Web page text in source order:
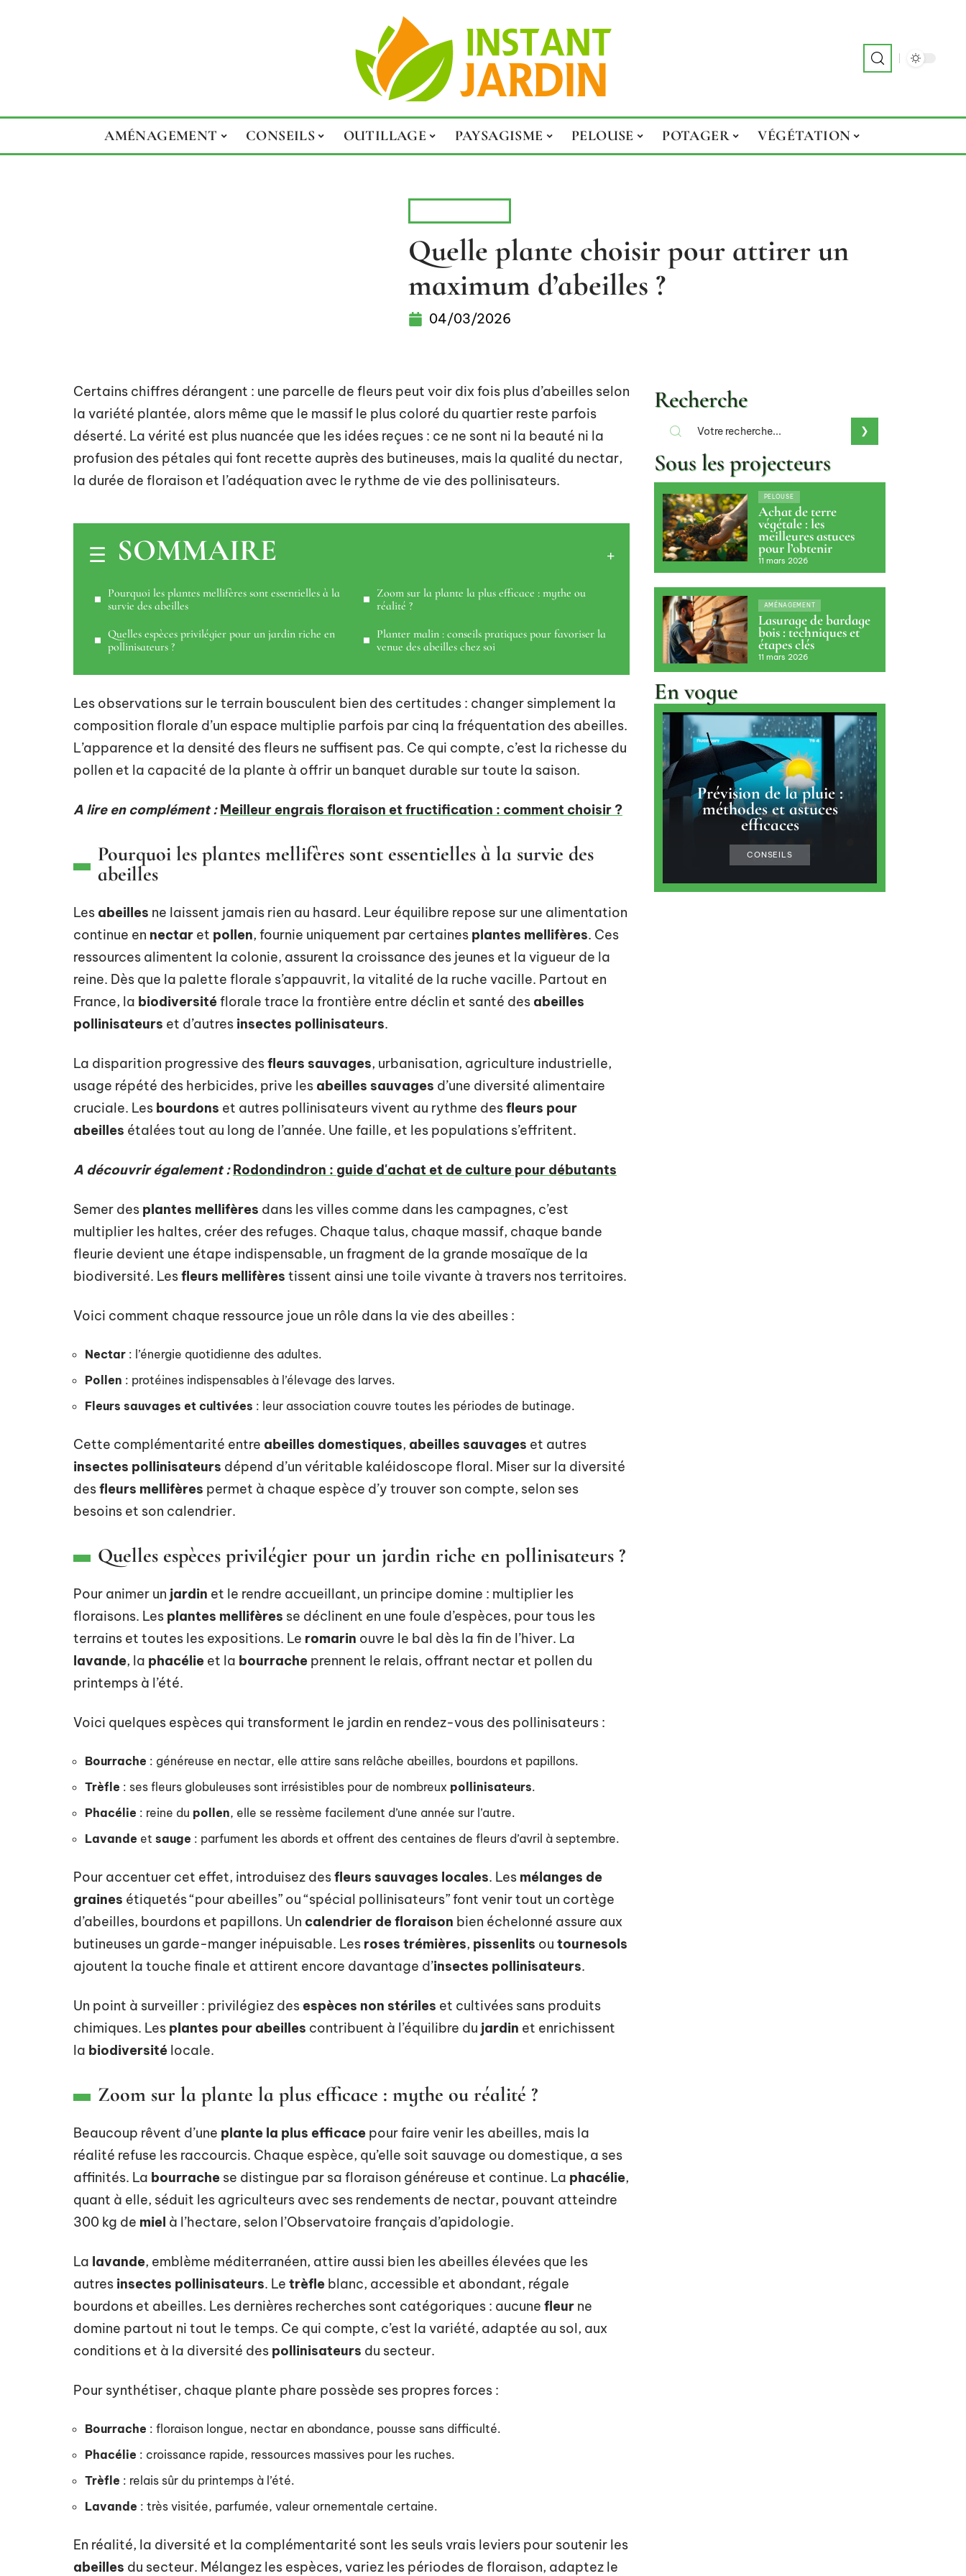
AMÉNAGEMENT CONSEILS OUTILLAGE PAYSAGISME PELOUSE POTAGER VÉGÉTATION
Quelle plante choisir pour attirer un
maximum d’abeilles ?
04/03/2026
Certains chiffres dérangent : une parcelle de fleurs peut voir dix fois plus d’abeilles selon
la variété plantée, alors même que le massif le plus coloré du quartier reste parfois
déserté. La vérité est plus nuancée que les idées reçues : ce ne sont ni la beauté ni la
profusion des pétales qui font recette auprès des butineuses, mais la qualité du nectar,
la durée de floraison et l’adéquation avec le rythme de vie des pollinisateurs.
SOMMAIRE
Pourquoi les plantes mellifères sont essentielles à la
survie des abeilles
Quelles espèces privilégier pour un jardin riche en
pollinisateurs ?
Zoom sur la plante la plus efficace : mythe ou
réalité ?
Planter malin : conseils pratiques pour favoriser la
venue des abeilles chez soi
Les observations sur le terrain bousculent bien des certitudes : changer simplement la
composition florale d’un espace multiplie parfois par cinq la fréquentation des abeilles.
L’apparence et la densité des fleurs ne suffisent pas. Ce qui compte, c’est la richesse du
pollen et la capacité de la plante à offrir un banquet durable sur toute la saison.
A lire en complément : Meilleur engrais floraison et fructification : comment choisir ?
Pourquoi les plantes mellifères sont essentielles à la survie des
abeilles
Les abeilles ne laissent jamais rien au hasard. Leur équilibre repose sur une alimentation
continue en nectar et pollen, fournie uniquement par certaines plantes mellifères. Ces
ressources alimentent la colonie, assurent la croissance des jeunes et la vigueur de la
reine. Dès que la palette florale s’appauvrit, la vitalité de la ruche vacille. Partout en
France, la biodiversitéflorale trace la frontière entre déclin et santé des abeilles
pollinisateurs et d’autres insectes pollinisateurs.
La disparition progressive desfleurs sauvages, urbanisation, agriculture industrielle,
usage répété des herbicides, prive les abeilles sauvages d’une diversité alimentaire
cruciale. Les bourdons et autres pollinisateurs vivent au rythme desfleurs pour
abeilles étalées tout au long de l’année. Une faille, et les populations s’effritent.
A découvrir également : Rodondindron : guide d'achat et de culture pour débutants
Semer des plantes mellifères dans les villes comme dans les campagnes, c’est
multiplier les haltes, créer des refuges. Chaque talus, chaque massif, chaque bande
fleurie devient une étape indispensable, un fragment de la grande mosaïque de la
biodiversité. Lesfleurs mellifères tissent ainsi une toile vivante à travers nos territoires.
Voici comment chaque ressource joue un rôle dans la vie des abeilles :
Nectar : l’énergie quotidienne des adultes.
Pollen : protéines indispensables à l’élevage des larves.
Fleurs sauvages et cultivées : leur association couvre toutes les périodes de butinage.
Cette complémentarité entre abeilles domestiques, abeilles sauvages et autres
insectes pollinisateurs dépend d’un véritable kaléidoscope floral. Miser sur la diversité
desfleurs mellifères permet à chaque espèce d’y trouver son compte, selon ses
besoins et son calendrier.
Quelles espèces privilégier pour un jardin riche en pollinisateurs ?
Pour animer un jardin et le rendre accueillant, un principe domine : multiplier les
floraisons. Les plantes mellifères se déclinent en une foule d’espèces, pour tous les
terrains et toutes les expositions. Le romarin ouvre le bal dès la fin de l’hiver. La
lavande, la phacélie et la bourrache prennent le relais, offrant nectar et pollen du
printemps à l’été.
Voici quelques espèces qui transforment le jardin en rendez-vous des pollinisateurs :
Bourrache : généreuse en nectar, elle attire sans relâche abeilles, bourdons et papillons.
Trèfle : ses fleurs globuleuses sont irrésistibles pour de nombreux pollinisateurs.
Phacélie : reine du pollen, elle se ressème facilement d’une année sur l’autre.
Lavande et sauge : parfument les abords et offrent des centaines de fleurs d’avril à septembre.
Pour accentuer cet effet, introduisez desfleurs sauvages locales. Les mélanges de
graines étiquetés “pour abeilles” ou “spécial pollinisateurs” font venir tout un cortège
d’abeilles, bourdons et papillons. Un calendrier de floraison bien échelonné assure aux
butineuses un garde-manger inépuisable. Les roses trémières, pissenlits ou tournesols
ajoutent la touche finale et attirent encore davantage d’insectes pollinisateurs.
Un point à surveiller : privilégiez des espèces non stériles et cultivées sans produits
chimiques. Les plantes pour abeilles contribuent à l’équilibre du jardin et enrichissent
la biodiversité locale.
Zoom sur la plante la plus efficace : mythe ou réalité ?
Beaucoup rêvent d’une plante la plus efficace pour faire venir les abeilles, mais la
réalité refuse les raccourcis. Chaque espèce, qu’elle soit sauvage ou domestique, a ses
affinités. La bourrache se distingue par sa floraison généreuse et continue. La phacélie,
quant à elle, séduit les agriculteurs avec ses rendements de nectar, pouvant atteindre
300 kg de miel à l’hectare, selon l’Observatoire français d’apidologie.
La lavande, emblème méditerranéen, attire aussi bien les abeilles élevées que les
autres insectes pollinisateurs. Le trèfle blanc, accessible et abondant, régale
bourdons et abeilles. Les dernières recherches sont catégoriques : aucune fleur ne
domine partout ni tout le temps. Ce qui compte, c’est la variété, adaptée au sol, aux
conditions et à la diversité des pollinisateurs du secteur.
Pour synthétiser, chaque plante phare possède ses propres forces :
Bourrache : floraison longue, nectar en abondance, pousse sans difficulté.
Phacélie : croissance rapide, ressources massives pour les ruches.
Trèfle : relais sûr du printemps à l’été.
Lavande : très visitée, parfumée, valeur ornementale certaine.
En réalité, la diversité et la complémentarité sont les seuls vrais leviers pour soutenir les
abeilles du secteur. Mélangez les espèces, variez les périodes de floraison, adaptez le
Recherche
Sous les projecteurs
PELOUSE
Achat de terre
végétale : les
meilleures astuces
pour l’obtenir
11 mars 2026
AMÉNAGEMENT
Lasurage de bardage
bois : techniques et
étapes clés
11 mars 2026
En vogue
Prévision de la pluie :
méthodes et astuces
efficaces
CONSEILS